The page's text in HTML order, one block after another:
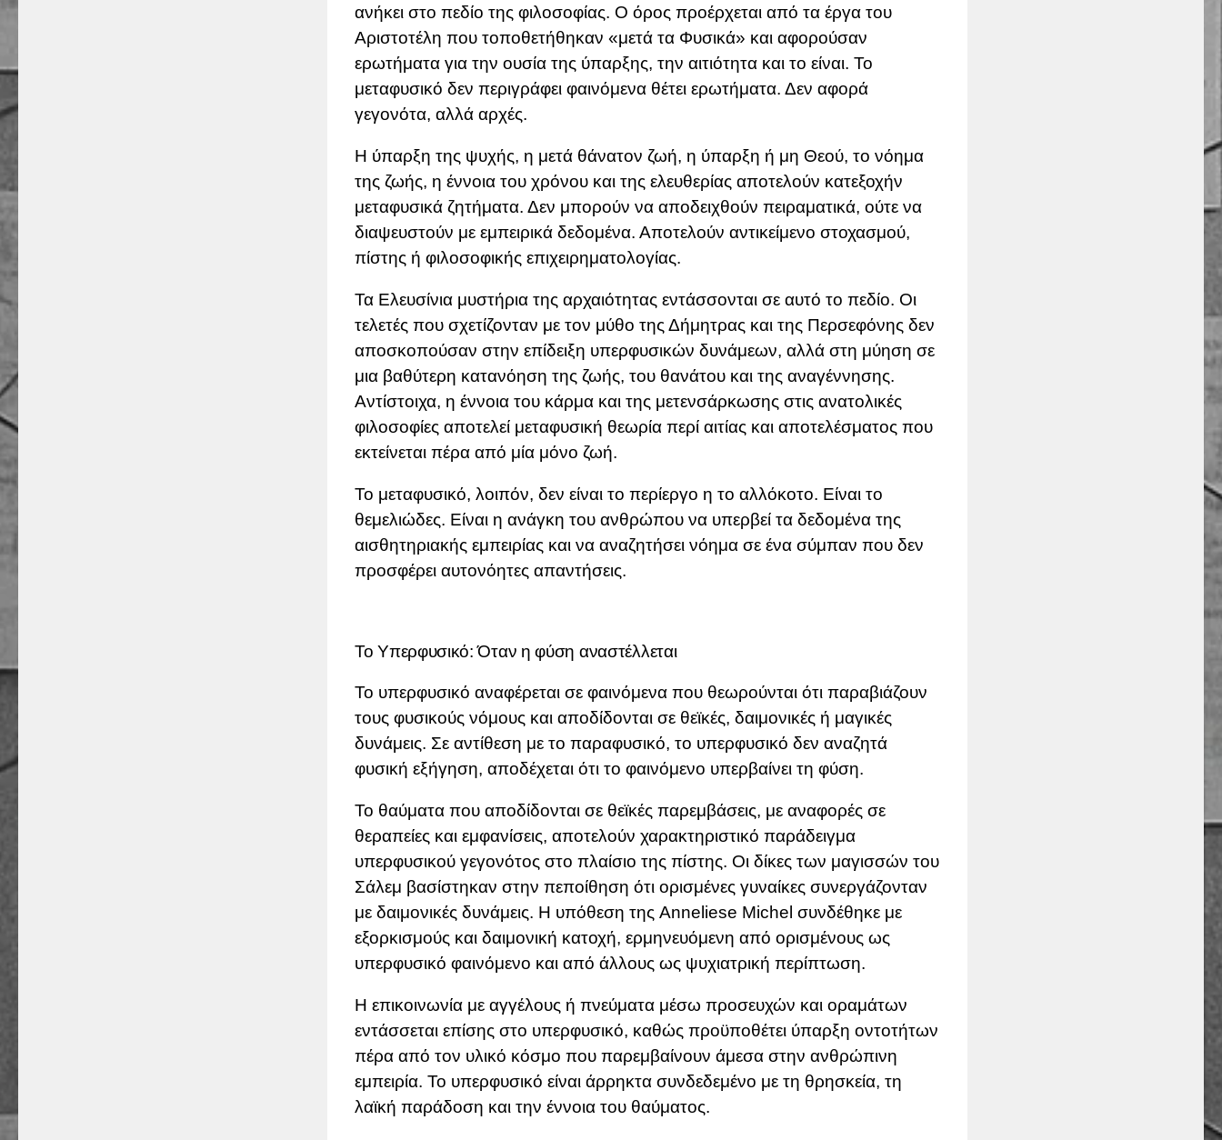
ανήκει στο πεδίο της φιλοσοφίας. Ο όρος προέρχεται από τα έργα του
Αριστοτέλη που τοποθετήθηκαν «μετά τα Φυσικά» και αφορούσαν
ερωτήματα για την ουσία της ύπαρξης, την αιτιότητα και το είναι. Το
μεταφυσικό δεν περιγράφει φαινόμενα θέτει ερωτήματα. Δεν αφορά
γεγονότα, αλλά αρχές.
Η ύπαρξη της ψυχής, η μετά θάνατον ζωή, η ύπαρξη ή μη Θεού, το νόημα
της ζωής, η έννοια του χρόνου και της ελευθερίας αποτελούν κατεξοχήν
μεταφυσικά ζητήματα. Δεν μπορούν να αποδειχθούν πειραματικά, ούτε να
διαψευστούν με εμπειρικά δεδομένα. Αποτελούν αντικείμενο στοχασμού,
πίστης ή φιλοσοφικής επιχειρηματολογίας.
Τα Ελευσίνια μυστήρια της αρχαιότητας εντάσσονται σε αυτό το πεδίο. Οι
τελετές που σχετίζονταν με τον μύθο της Δήμητρας και της Περσεφόνης δεν
αποσκοπούσαν στην επίδειξη υπερφυσικών δυνάμεων, αλλά στη μύηση σε
μια βαθύτερη κατανόηση της ζωής, του θανάτου και της αναγέννησης.
Αντίστοιχα, η έννοια του κάρμα και της μετενσάρκωσης στις ανατολικές
φιλοσοφίες αποτελεί μεταφυσική θεωρία περί αιτίας και αποτελέσματος που
εκτείνεται πέρα από μία μόνο ζωή.
Το μεταφυσικό, λοιπόν, δεν είναι το περίεργο η το αλλόκοτο. Είναι το
θεμελιώδες. Είναι η ανάγκη του ανθρώπου να υπερβεί τα δεδομένα της
αισθητηριακής εμπειρίας και να αναζητήσει νόημα σε ένα σύμπαν που δεν
προσφέρει αυτονόητες απαντήσεις.
Το Υπερφυσικό: Όταν η φύση αναστέλλεται
Το υπερφυσικό αναφέρεται σε φαινόμενα που θεωρούνται ότι παραβιάζουν
τους φυσικούς νόμους και αποδίδονται σε θεϊκές, δαιμονικές ή μαγικές
δυνάμεις. Σε αντίθεση με το παραφυσικό, το υπερφυσικό δεν αναζητά
φυσική εξήγηση, αποδέχεται ότι το φαινόμενο υπερβαίνει τη φύση.
Το θαύματα που αποδίδονται σε θεϊκές παρεμβάσεις, με αναφορές σε
θεραπείες και εμφανίσεις, αποτελούν χαρακτηριστικό παράδειγμα
υπερφυσικού γεγονότος στο πλαίσιο της πίστης. Οι δίκες των μαγισσών του
Σάλεμ βασίστηκαν στην πεποίθηση ότι ορισμένες γυναίκες συνεργάζονταν
με δαιμονικές δυνάμεις. Η υπόθεση της Anneliese Michel συνδέθηκε με
εξορκισμούς και δαιμονική κατοχή, ερμηνευόμενη από ορισμένους ως
υπερφυσικό φαινόμενο και από άλλους ως ψυχιατρική περίπτωση.
Η επικοινωνία με αγγέλους ή πνεύματα μέσω προσευχών και οραμάτων
εντάσσεται επίσης στο υπερφυσικό, καθώς προϋποθέτει ύπαρξη οντοτήτων
πέρα από τον υλικό κόσμο που παρεμβαίνουν άμεσα στην ανθρώπινη
εμπειρία. Το υπερφυσικό είναι άρρηκτα συνδεδεμένο με τη θρησκεία, τη
λαϊκή παράδοση και την έννοια του θαύματος.